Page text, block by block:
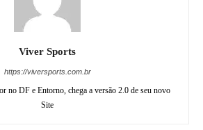
Viver Sports
https://viversports.com.br
no DF e Entorno, chega a versão 2.0 de seu novo
Site